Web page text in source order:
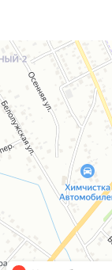
Жодино
Кузнечная улица, 20 —